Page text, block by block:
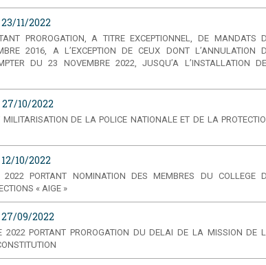
11/2022
PROROGATION, A TITRE EXCEPTIONNEL, DE MANDATS
2016, A L’EXCEPTION DE CEUX DONT L’ANNULATION
DU 23 NOVEMBRE 2022, JUSQU’A L’INSTALLATION
10/2022
DE LA POLICE NATIONALE ET DE LA
10/2022
PORTANT NOMINATION DES MEMBRES DU COLLEGE
« AIGE »
09/2022
2022 PORTANT PROROGATION DU DELAI DE LA MISSION DE